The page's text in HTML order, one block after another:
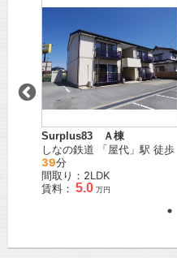
Surplus83 Ａ棟
しなの鉄道 「屋代 」駅 徒歩
39分
間取り：2LDK
賃料： 5.0 万円